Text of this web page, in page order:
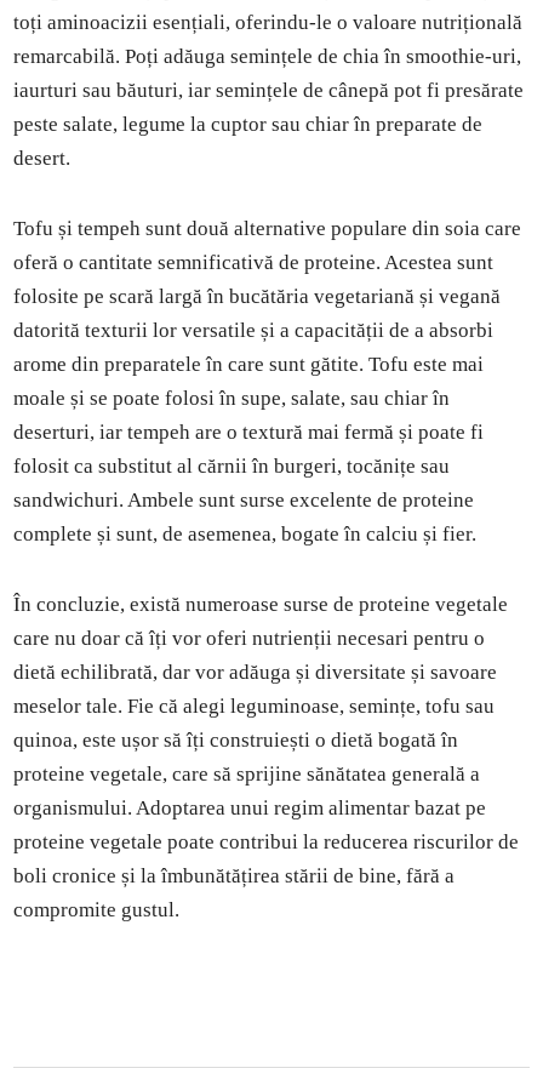
toți aminoacizii esențiali, oferindu-le o valoare nutrițională
remarcabilă. Poți adăuga semințele de chia în smoothie-uri,
iaurturi sau băuturi, iar semințele de cânepă pot fi presărate
peste salate, legume la cuptor sau chiar în preparate de
desert.
Tofu și tempeh sunt două alternative populare din soia care
oferă o cantitate semnificativă de proteine. Acestea sunt
folosite pe scară largă în bucătăria vegetariană și vegană
datorită texturii lor versatile și a capacității de a absorbi
arome din preparatele în care sunt gătite. Tofu este mai
moale și se poate folosi în supe, salate, sau chiar în
deserturi, iar tempeh are o textură mai fermă și poate fi
folosit ca substitut al cărnii în burgeri, tocănițe sau
sandwichuri. Ambele sunt surse excelente de proteine
complete și sunt, de asemenea, bogate în calciu și fier.
În concluzie, există numeroase surse de proteine vegetale
care nu doar că îți vor oferi nutrienții necesari pentru o
dietă echilibrată, dar vor adăuga și diversitate și savoare
meselor tale. Fie că alegi leguminoase, semințe, tofu sau
quinoa, este ușor să îți construiești o dietă bogată în
proteine vegetale, care să sprijine sănătatea generală a
organismului. Adoptarea unui regim alimentar bazat pe
proteine vegetale poate contribui la reducerea riscurilor de
boli cronice și la îmbunătățirea stării de bine, fără a
compromite gustul.